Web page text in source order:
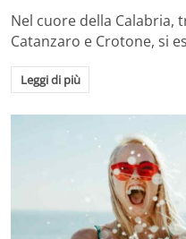
Nel cuore della Calabria,
Catanzaro e Crotone, si
Leggi di più